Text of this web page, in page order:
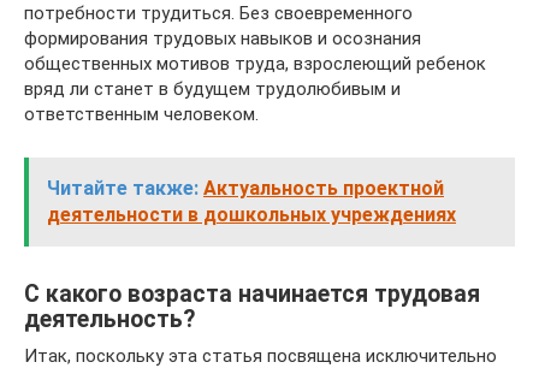
потребности трудиться. Без своевременного
формирования трудовых навыков и осознания
общественных мотивов труда, взрослеющий ребенок
вряд ли станет в будущем трудолюбивым и
ответственным человеком.
Читайте также: Актуальность проектной
деятельности в дошкольных учреждениях
С какого возраста начинается трудовая
деятельность?
Итак, поскольку эта статья посвящена исключительно